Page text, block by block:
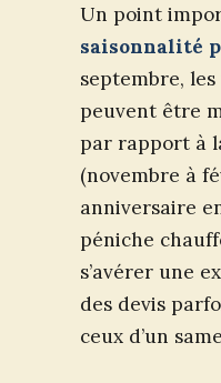
Un point
saisonnalité
septembre,
peuvent être
par rapport à
(novembre à
anniversaire
péniche
s’avérer une
des devis
ceux d’un